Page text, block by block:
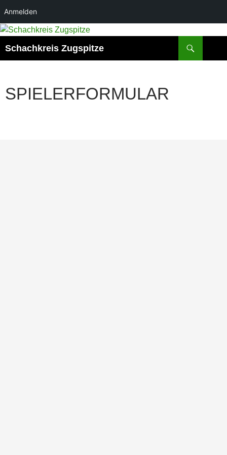
Anmelden
Zum
springen
Schachkreis Zugspitze
SPIELERFORMULAR